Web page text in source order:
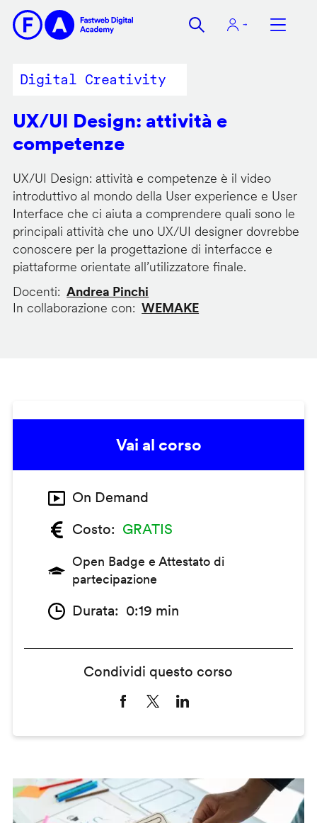
contenuto
Digital Creativity
UX/UI Design: attività e
competenze
UX/UI Design: attività e competenze è il video
introduttivo al mondo della User experience e User
Interface che ci aiuta a comprendere quali sono le
principali attività che uno UX/UI designer dovrebbe
conoscere per la progettazione di interfacce e
piattaforme orientate all’utilizzatore finale.
Docenti
Andrea Pinchi
In collaborazione con
WEMAKE
Vai al corso
On Demand
Costo
GRATIS
Open Badge e Attestato di
partecipazione
Durata 0:19 min
Condividi questo corso